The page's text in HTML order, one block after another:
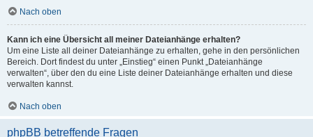
Nach oben
Kann ich eine Übersicht all meiner Dateianhänge erhalten?
Um eine Liste all deiner Dateianhänge zu erhalten, gehe in den persönlichen
Bereich. Dort findest du unter „Einstieg“ einen Punkt „Dateianhänge
verwalten“, über den du eine Liste deiner Dateianhänge erhalten und diese
verwalten kannst.
Nach oben
phpBB betreffende Fragen